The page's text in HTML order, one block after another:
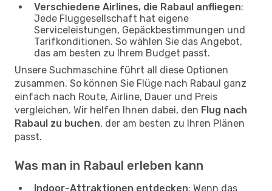
Verschiedene Airlines, die Rabaul anfliegen:
Jede Fluggesellschaft hat eigene
Serviceleistungen, Gepäckbestimmungen und
Tarifkonditionen. So wählen Sie das Angebot,
das am besten zu Ihrem Budget passt.
Unsere Suchmaschine führt all diese Optionen
zusammen. So können Sie Flüge nach Rabaul ganz
einfach nach Route, Airline, Dauer und Preis
vergleichen. Wir helfen Ihnen dabei, den Flug nach
Rabaul zu buchen, der am besten zu Ihren Plänen
passt.
Was man in Rabaul erleben kann
Indoor-Attraktionen entdecken: Wenn das